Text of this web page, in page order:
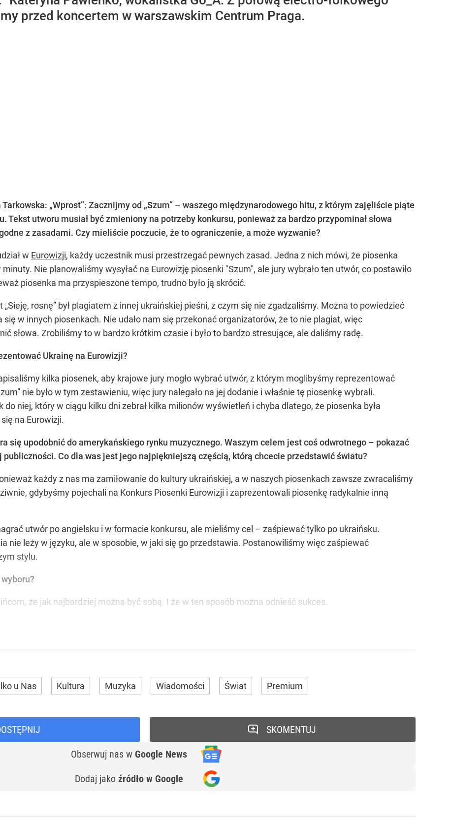
przed koncertem w warszawskim Centrum Praga.
„Wprost”: Zacznijmy od „Szum” – waszego międzynarodowego hitu, z którym zajęliście piąte
Tekst utworu musiał być zmieniony na potrzeby konkursu, ponieważ za bardzo przypominał słowa
z zasadami. Czy mieliście poczucie, że to ograniczenie, a może wyzwanie?
w Eurowizji, każdy uczestnik musi przestrzegać pewnych zasad. Jedna z nich mówi, że piosenka
Nie planowaliśmy wysyłać na Eurowizję piosenki "Szum", ale jury wybrało ten utwór, co postawiło
piosenka ma przyspieszone tempo, trudno było ją skrócić.
rosnę” był plagiatem z innej ukraińskiej pieśni, z czym się nie zgadzaliśmy. Można to powiedzieć
w innych piosenkach. Nie udało nam się przekonać organizatorów, że to nie plagiat, więc
słowa. Zrobiliśmy to w bardzo krótkim czasie i było to bardzo stresujące, ale daliśmy radę.
Ukrainę na Eurowizji?
kilka piosenek, aby krajowe jury mogło wybrać utwór, z którym moglibyśmy reprezentować
nie było w tym zestawieniu, więc jury nalegało na jej dodanie i właśnie tę piosenkę wybrali.
niej, który w ciągu kilku dni zebrał kilka milionów wyświetleń i chyba dlatego, że piosenka była
na Eurowizji.
się upodobnić do amerykańskiego rynku muzycznego. Waszym celem jest coś odwrotnego – pokazać
Co dla was jest jego najpiękniejszą częścią, którą chcecie przedstawić światu?
każdy z nas ma zamiłowanie do kultury ukraińskiej, a w naszych piosenkach zawsze zwracaliśmy
gdybyśmy pojechali na Konkurs Piosenki Eurowizji i zaprezentowali piosenkę radykalnie inną
utwór po angielsku i w formacie konkursu, ale mieliśmy cel – zaśpiewać tylko po ukraińsku.
nie leży w języku, ale w sposobie, w jaki się go przedstawia. Postanowiliśmy więc zaśpiewać
stylu.
że jak najbardziej można być sobą. I że w ten sposób można odnieść sukces.
u Nas Kultura Muzyka Wiadomości Świat Premium
Obserwuj nas w Google News
Dodaj jako źródło w Google
SKOMENTUJ